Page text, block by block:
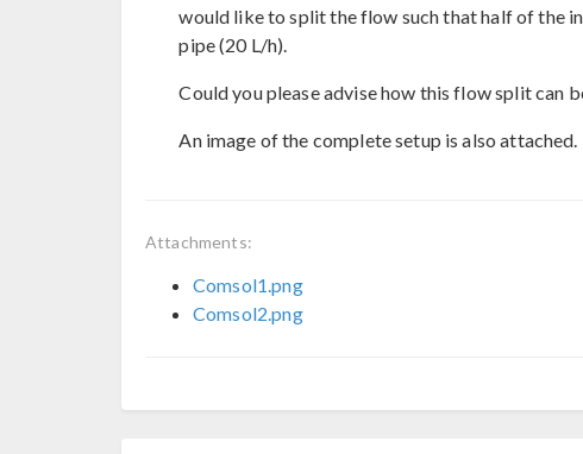
would like to split the flow such that half of the
pipe (20 L/h).
Could you please advise how this flow split can
An image of the complete setup is also attached.
Attachments:
Comsol1.png
Comsol2.png